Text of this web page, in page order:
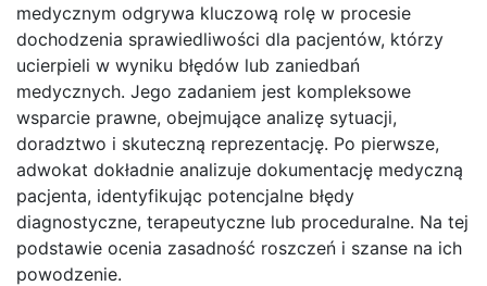
medycznym odgrywa kluczową rolę w procesie
dochodzenia sprawiedliwości dla pacjentów, którzy
ucierpieli w wyniku błędów lub zaniedbań
medycznych. Jego zadaniem jest kompleksowe
wsparcie prawne, obejmujące analizę sytuacji,
doradztwo i skuteczną reprezentację. Po pierwsze,
adwokat dokładnie analizuje dokumentację medyczną
pacjenta, identyfikując potencjalne błędy
diagnostyczne, terapeutyczne lub proceduralne. Na tej
podstawie ocenia zasadność roszczeń i szanse na ich
powodzenie.